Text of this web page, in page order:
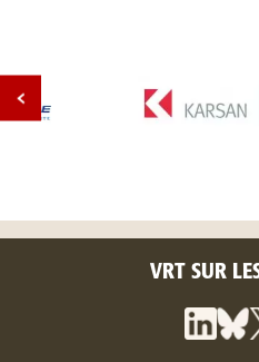
VRT SUR